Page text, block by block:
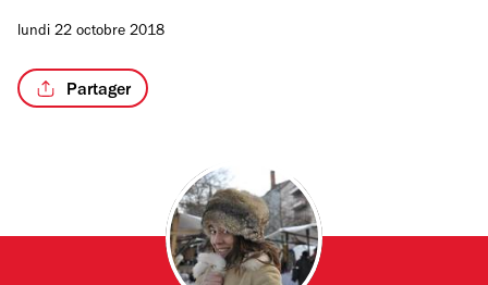
4
lundi 22 octobre 2018
Partager